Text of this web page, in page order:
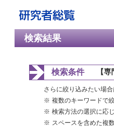
検索結果
検索条件 【
さらに絞り込みたい場
※ 複数のキーワードで
※ 検索方法の選択に応
※ スペースを含めた複